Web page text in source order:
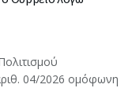
04/2026 ομόφωνη